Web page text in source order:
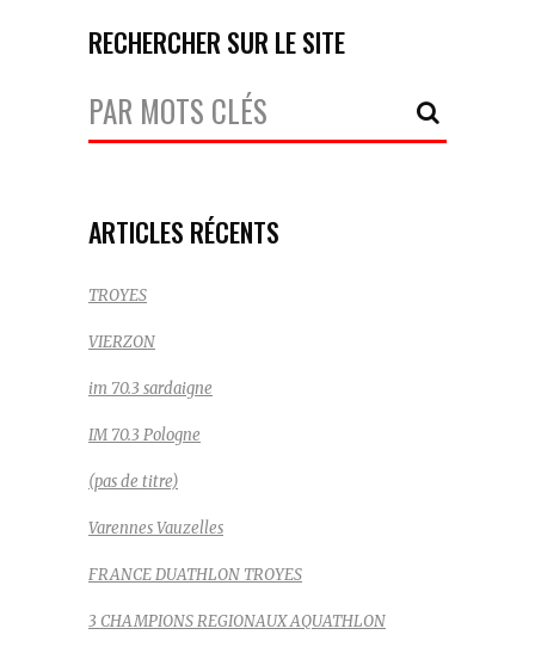
RECHERCHER SUR LE SITE
Votre
Recherche:
ARTICLES RÉCENTS
TROYES
VIERZON
im 70.3 sardaigne
IM 70.3 Pologne
(pas de titre)
Varennes Vauzelles
FRANCE DUATHLON TROYES
3 CHAMPIONS REGIONAUX AQUATHLON